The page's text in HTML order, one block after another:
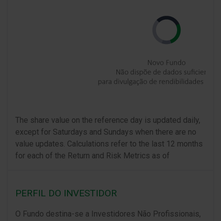
The share value on the reference day is updated daily,
except for Saturdays and Sundays when there are no
value updates. Calculations refer to the last 12 months
for each of the Return and Risk Metrics as of
PERFIL DO INVESTIDOR
O Fundo destina-se a Investidores Não Profissionais,